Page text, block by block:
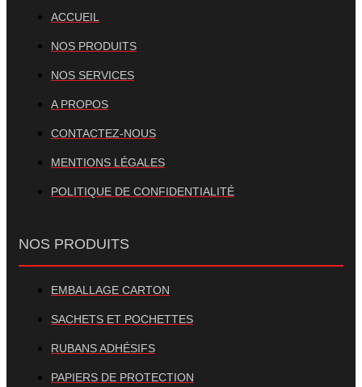
ACCUEIL
NOS PRODUITS
NOS SERVICES
A PROPOS
CONTACTEZ-NOUS
MENTIONS LÉGALES
POLITIQUE DE CONFIDENTIALITÉ
NOS PRODUITS
EMBALLAGE CARTON
SACHETS ET POCHETTES
RUBANS ADHÉSIFS
PAPIERS DE PROTECTION